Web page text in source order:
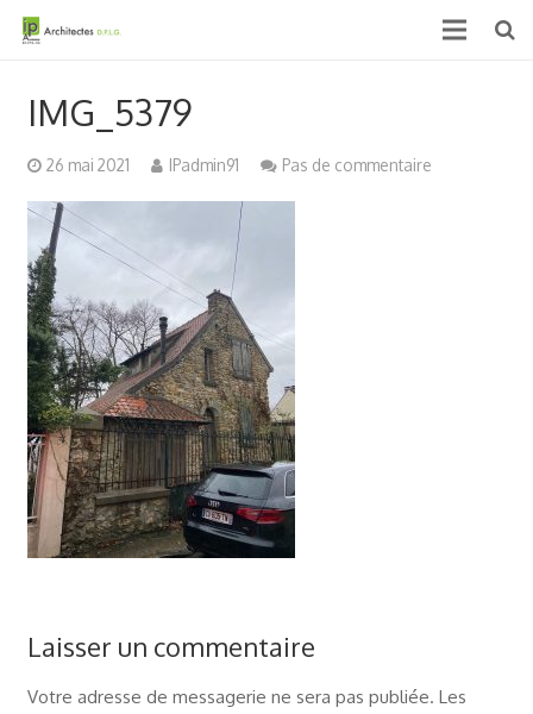
Qui sommes nous ?
Actualités & médias
Contact
IMG_5379
26 mai 2021 IPadmin91 Pas de commentaire
Laisser un commentaire
Votre adresse de messagerie ne sera pas publiée. Les